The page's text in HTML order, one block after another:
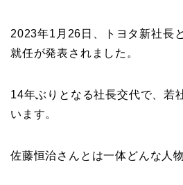
2023年1月26日、トヨタ新社長
就任が発表されました。
14年ぶりとなる社長交代で、若
います。
佐藤恒治さんとは一体どんな人